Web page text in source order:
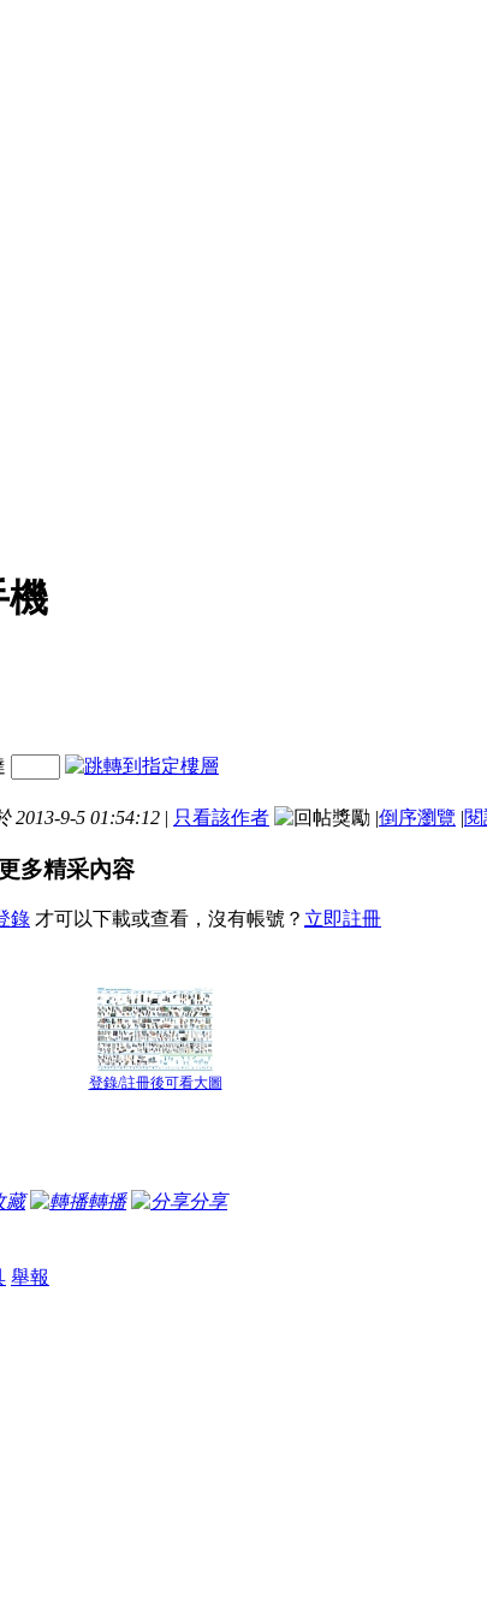
機
2013-9-5 01:54:12 | 只看該作者 |倒序瀏覽 |
多精采內容
錄 才可以下載或查看，沒有帳號？ 立即註冊
登錄/註冊後可看大圖
藏 轉播
分享
舉報